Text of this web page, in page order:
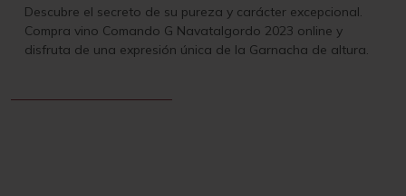
Descubre el secreto de su pureza y carácter excepcional.
Compra vino Comando G Navatalgordo 2023 online y
disfruta de una expresión única de la Garnacha de altura.